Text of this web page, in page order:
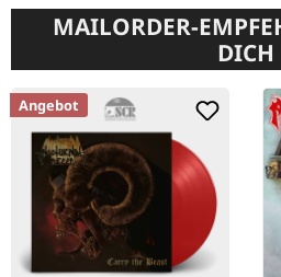
MAILORDER-
DICH
Angebot